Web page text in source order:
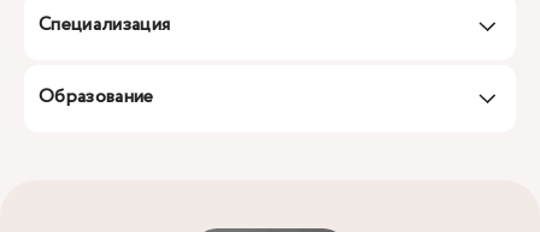
Специализация
Образование